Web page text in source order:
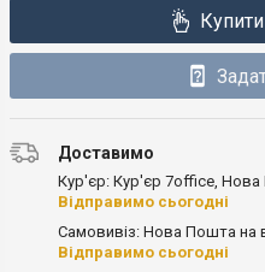
Доставимо
Кур'єр: Кур'єр 7office, Нова
Відправимо сьогодні
Самовивіз: Нова Пошта на
Відправимо сьогодні